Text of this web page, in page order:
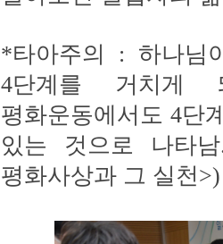
*타아주의 : 하나님
4단계를 거치게
평화운동에서도 4단
있는 것으로 나타남
평화사상과 그 실천>)